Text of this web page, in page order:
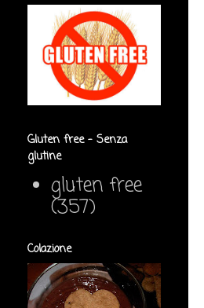
Gluten free - Senza
glutine
gluten free
(357)
Colazione